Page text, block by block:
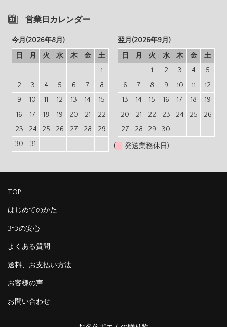
営業日カレンダー
今月(2026年8月)
日
月 火 水 木 金
土
1
2
3 4 5 6 7
8
9
10 11 12 13 14
15
16
17 18 19 20 21
22
23
24 25 26 27 28
29
30
31
翌月(2026年9月)
日
月 火 水 木 金
土
1
2 3 4
5
6
7 8 9 10 11
12
13
14 15 16 17 18
19
20
21 22 23 24 25
26
27
28 29 30
( 発送業務休日)
TOP
はじめてのかた
3つの安心
よくある質問
送料、お支払い方法
お客様の声
お問い合わせ